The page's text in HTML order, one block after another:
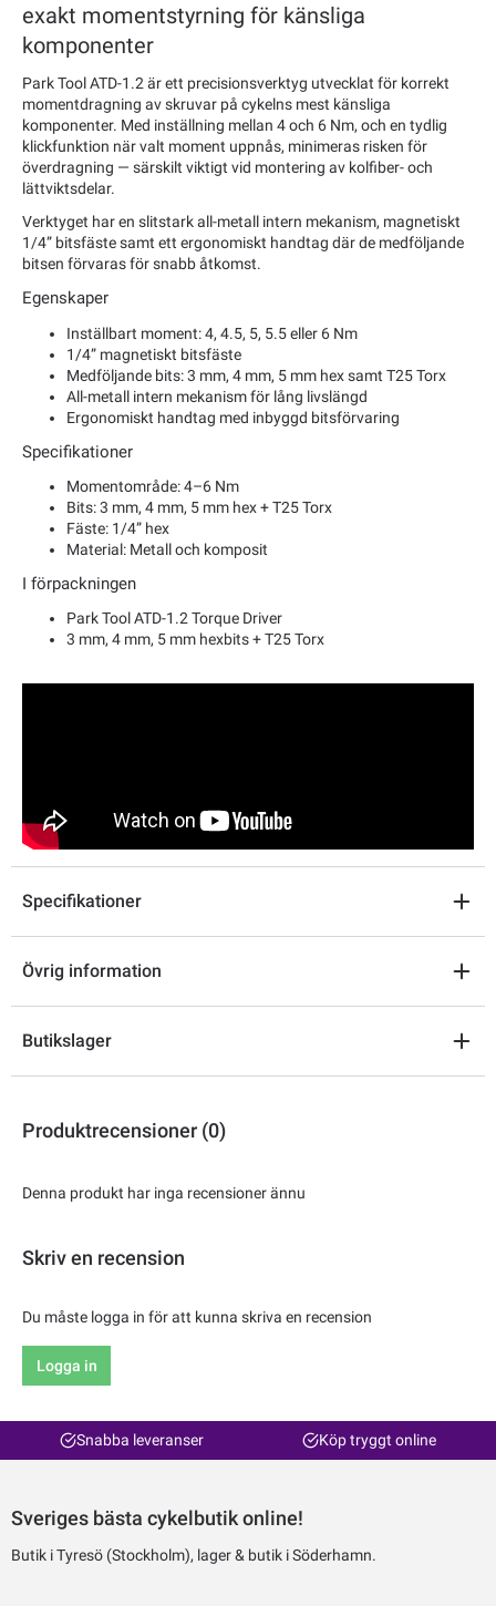
exakt momentstyrning för känsliga
komponenter
Park Tool ATD-1.2 är ett precisionsverktyg utvecklat för korrekt
momentdragning av skruvar på cykelns mest känsliga
komponenter. Med inställning mellan 4 och 6 Nm, och en tydlig
klickfunktion när valt moment uppnås, minimeras risken för
överdragning — särskilt viktigt vid montering av kolfiber- och
lättviktsdelar.
Verktyget har en slitstark all-metall intern mekanism, magnetiskt
1/4” bitsfäste samt ett ergonomiskt handtag där de medföljande
bitsen förvaras för snabb åtkomst.
Egenskaper
Inställbart moment: 4, 4.5, 5, 5.5 eller 6 Nm
1/4” magnetiskt bitsfäste
Medföljande bits: 3 mm, 4 mm, 5 mm hex samt T25 Torx
All-metall intern mekanism för lång livslängd
Ergonomiskt handtag med inbyggd bitsförvaring
Specifikationer
Momentområde: 4–6 Nm
Bits: 3 mm, 4 mm, 5 mm hex + T25 Torx
Fäste: 1/4” hex
Material: Metall och komposit
I förpackningen
Park Tool ATD-1.2 Torque Driver
3 mm, 4 mm, 5 mm hexbits + T25 Torx
Specifikationer
Övrig information
Butikslager
Produktrecensioner (0)
Denna produkt har inga recensioner ännu
Skriv en recension
Du måste logga in för att kunna skriva en recension
Logga in
Snabba leveranser Köp tryggt online
Sveriges bästa cykelbutik online!
Butik i Tyresö (Stockholm), lager & butik i Söderhamn.